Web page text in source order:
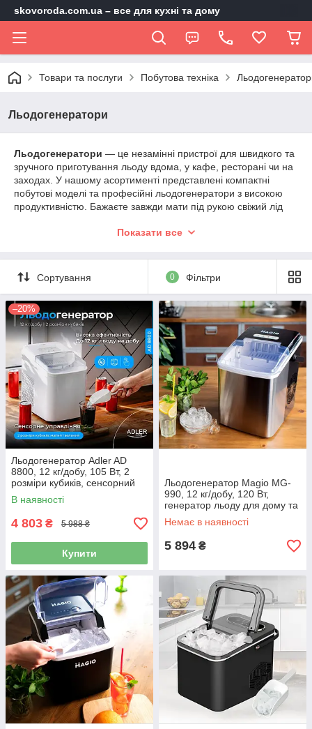
skovoroda.com.ua – все для кухні та дому
Товари та послуги Побутова техніка
Льодогенератори
Льодогенератори — це незамінні пристрої для швидкого та
зручного приготування льоду вдома, у кафе, ресторані чи на
заходах. У нашому асортименті представлені компактні
побутові моделі та професійні льодогенератори з високою
продуктивністю. Бажаєте завжди мати під рукою свіжий лід
льодогенератор, який найкраще відповідає вашим потребам!
Показати все
Сортування 0 Фільтри
–20%
Льодогенератор Adler AD
8800, 12 кг/добу, 105 Вт, 2
розміри кубиків, сенсорний
В наявності
4 803 ₴ 5 988 ₴
Купити
Льодогенератор Magio MG-
990, 12 кг/добу, 120 Вт,
генератор льоду для дому та
бару
Немає в наявності
5 894 ₴